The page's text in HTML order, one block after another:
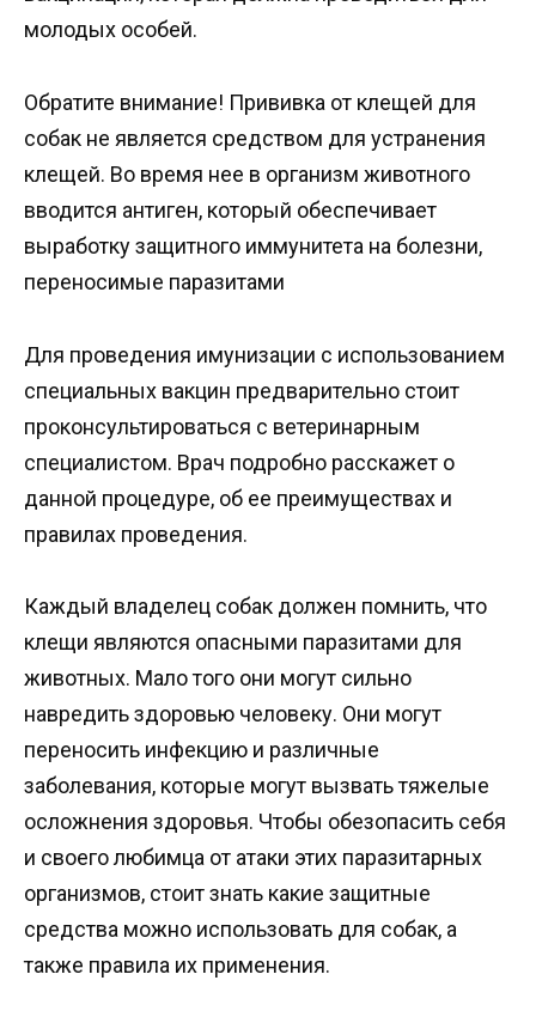
молодых особей.
Обратите внимание! Прививка от клещей для
собак не является средством для устранения
клещей. Во время нее в организм животного
вводится антиген, который обеспечивает
выработку защитного иммунитета на болезни,
переносимые паразитами
Для проведения имунизации с использованием
специальных вакцин предварительно стоит
проконсультироваться с ветеринарным
специалистом. Врач подробно расскажет о
данной процедуре, об ее преимуществах и
правилах проведения.
Каждый владелец собак должен помнить, что
клещи являются опасными паразитами для
животных. Мало того они могут сильно
навредить здоровью человеку. Они могут
переносить инфекцию и различные
заболевания, которые могут вызвать тяжелые
осложнения здоровья. Чтобы обезопасить себя
и своего любимца от атаки этих паразитарных
организмов, стоит знать какие защитные
средства можно использовать для собак, а
также правила их применения.